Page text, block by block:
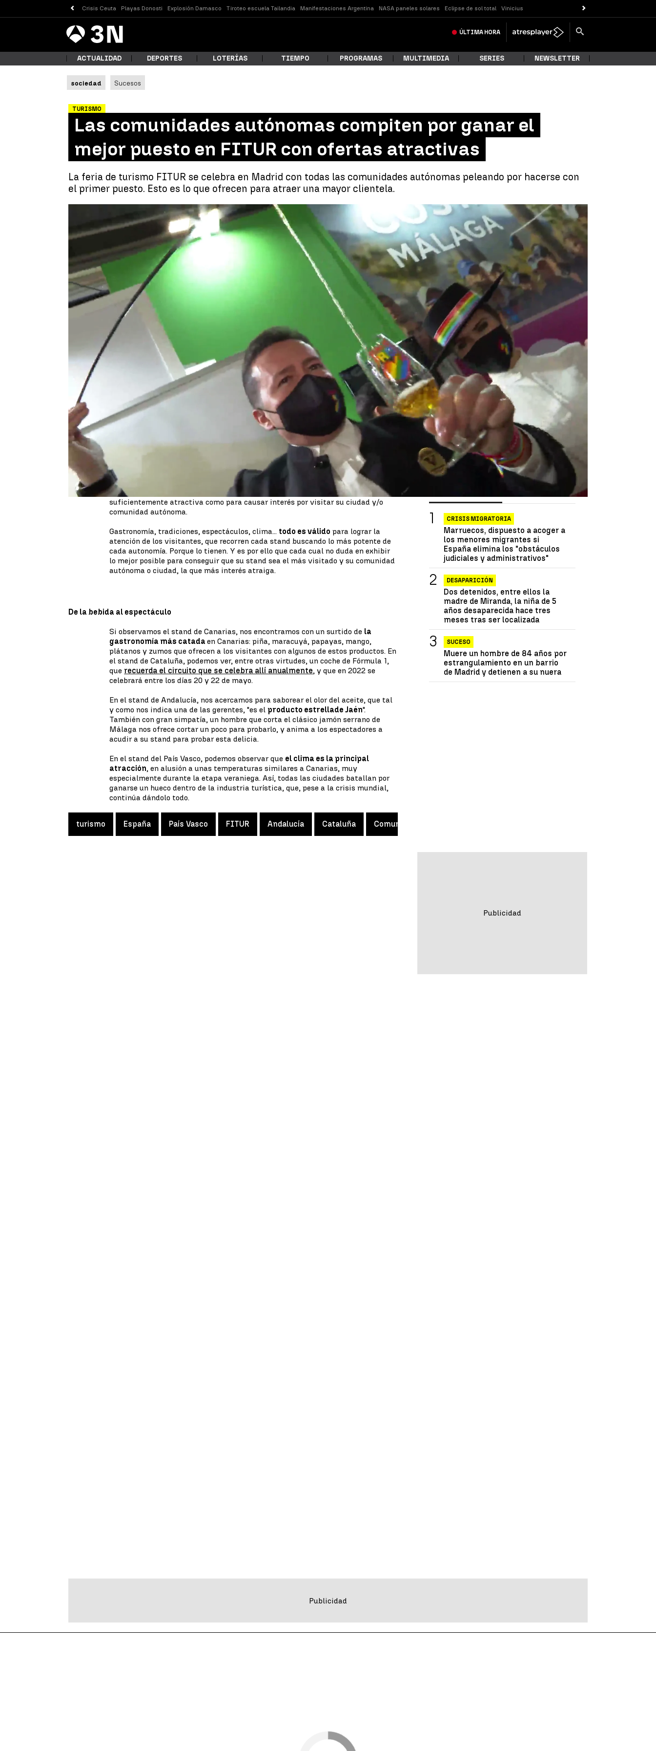
Crisis Ceuta Playas Donosti Explosión Damasco Tiroteo escuela Tailandia Manifestaciones Argentina NASA paneles solares Eclipse de sol total Vinicius
Antena
3 Noticias ÚLTIMA HORA
¿Qué estás buscando?
Buscar
ACTUALIDAD DEPORTES LOTERÍAS TIEMPO PROGRAMAS MULTIMEDIA SERIES NEWSLETTER
sociedad Sucesos
TURISMO
Las comunidades autónomas compiten por ganar el
mejor puesto en FITUR con ofertas atractivas
La feria de turismo FITUR se celebra en Madrid con todas las comunidades autónomas peleando por hacerse con
el primer puesto. Esto es lo que ofrecen para atraer una mayor clientela.
Las comunidades autónomas de España pelean por ganarse el mejor puesto en FITUR con ofertas muy suculentas |Antena 3 Noticias
Antena 3 Noticias
Publicado: 20 de enero de 2022, 17:08 WhatsappFacebook
X Linkedin
Pese a que el turismo afronta una enorme crisis por la pandemia de coronavirus,
con miles de vuelos absolutamente vacíos y millones de reservas canceladas, en
España no desaparece el interés por atraer al turista,
tal y como puede
en la feria anual de FITUR, que incentiva el turismo en las
diferentes comunidades autónomas y ciudades de nuestro país.
Este año, FITUR, que durará hasta el próximo domingo 23 de enero,ha
arrancado
dispuesta a mejorar sus números respecto al año pasado, y lo ha
hecho con una gran variedad de propuestas que ofertan todos los stand a los
visitantes, con la intención de atraparles y de
ofrecerles una experiencia
lo
suficientemente atractiva como para causar interés por visitar su ciudad y/o
comunidad autónoma.
Gastronomía, tradiciones, espectáculos, clima... todo es válido para lograr la
atención de los visitantes, que recorren cada stand buscando lo más potente de
cada autonomía. Porque lo tienen. Y es por ello que cada cual no duda en exhibir
lo mejor posible para conseguir que su stand sea el más visitado y su comunidad
autónoma o ciudad, la que más interés atraiga.
De la bebida al espectáculo
Si observamos el stand de Canarias, nos encontramos con un surtido de la
gastronomía más catadaen Canarias: piña, maracuyá, papayas, mango,
plátanos y zumos que ofrecen a los visitantes con algunos de estos productos. En
el stand de Cataluña, podemos ver, entre otras virtudes, un coche de Fórmula 1,
que recuerda el circuito que se celebra allí anualmente, y que en 2022 se
celebrará entre los días 20 y 22 de mayo.
En el stand de Andalucía, nos acercamos para saborear el olor del aceite, que tal
y como nos indica una de las gerentes, "es el producto estrellade Jaén".
También con gran simpatía, un hombre que corta el clásico jamón serrano de
Málaga nos ofrece cortar un poco para probarlo, y anima a los espectadores a
acudir a su stand para probar esta delicia.
En el stand del País Vasco, podemos observar que el clima es la principal
atracción, en alusión a unas temperaturas similares a Canarias, muy
especialmente durante la etapa veraniega. Así, todas las ciudades batallan por
ganarse un hueco dentro de la industria turística, que, pese a la crisis mundial,
continúa dándolo todo.
turismo España País Vasco FITUR Andalucía Cataluña Comunidad Valenciana
CRISIS MIGRATORIA
Marruecos, dispuesto a acoger a
los menores migrantes si
España elimina los "obstáculos
judiciales y administrativos"
DESAPARICIÓN
Dos detenidos, entre ellos la
madre de Miranda, la niña de 5
años desaparecida hace tres
meses tras ser localizada
SUCESO
Muere un hombre de 84 años por
estrangulamiento en un barrio
de Madrid y detienen a su nuera